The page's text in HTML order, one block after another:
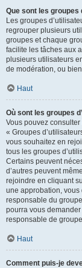
Que sont les groupes
Les groupes
regrouper plusieurs
groupes et chaque
facilite les tâches aux
plusieurs utilisateurs
de modération, ou
Haut
Où sont les groupes
Vous pouvez
« Groupes
vous souhaitez en
tous les groupes
Certains peuvent
d’autres peuvent
rejoindre en cliquant
une approbation,
responsable du
pourra vous
responsable de
Haut
Comment puis-je